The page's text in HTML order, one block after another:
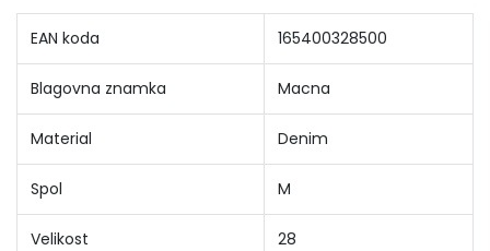
EAN koda 165400328500
Blagovna znamka Macna
Material Denim
Spol M
Velikost 28